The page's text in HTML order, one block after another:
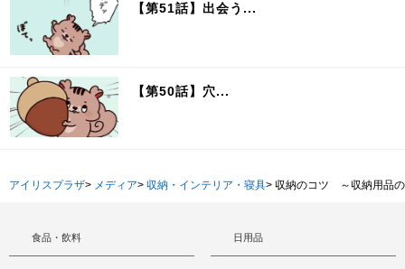
【第51話】出会う...
【第50話】穴...
アイリスプラザ> メディア> 収納・インテリア・寝具> 収納のコツ ～収納用品
食品・飲料 日用品